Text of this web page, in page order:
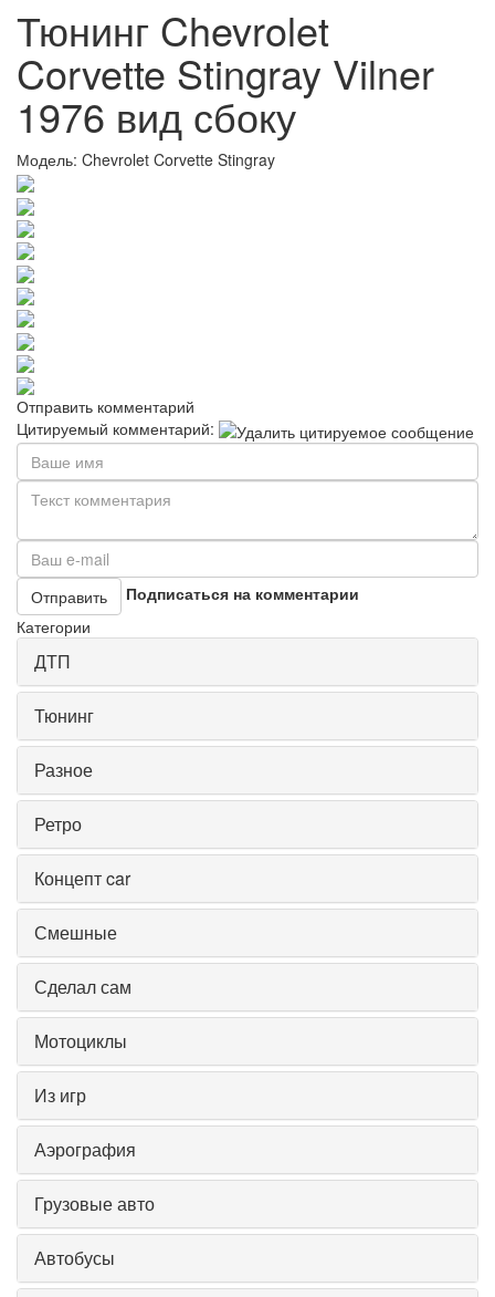
Тюнинг Chevrolet
Corvette Stingray Vilner
1976 вид сбоку
Модель: Chevrolet Corvette Stingray
Отправить комментарий
Цитируемый комментарий:
Отправить
Подписаться на комментарии
Категории
ДТП
Тюнинг
Разное
Ретро
Концепт car
Смешные
Сделал сам
Мотоциклы
Из игр
Аэрография
Грузовые авто
Автобусы